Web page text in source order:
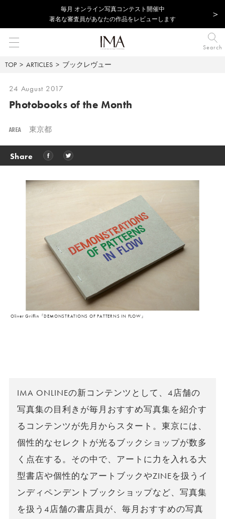
毎⽉ オンライン写真コンテスト開催中
著名な審査員があなたの作品をレビューします
Search
TOP ARTICLES ブックレヴュー
24 August 2017
Photobooks of the Month
AREA 東京都
Share
Oliver Griffin『DEMONSTRATIONS OF PATTERNS IN FLOW』
IMA ONLINEの新コンテンツとして、4店舗の
写真集の目利きが毎月おすすめ写真集を紹介す
るコンテンツが先月からスタート。東京には、
個性的なセレクトが光るブックショップが数多
く点在する。その中で、アートに力を入れる大
型書店や個性的なアートブックやZINEを扱うイ
ンディペンデントブックショップなど、写真集
を扱う4店舗の書店員が、毎月おすすめの写真